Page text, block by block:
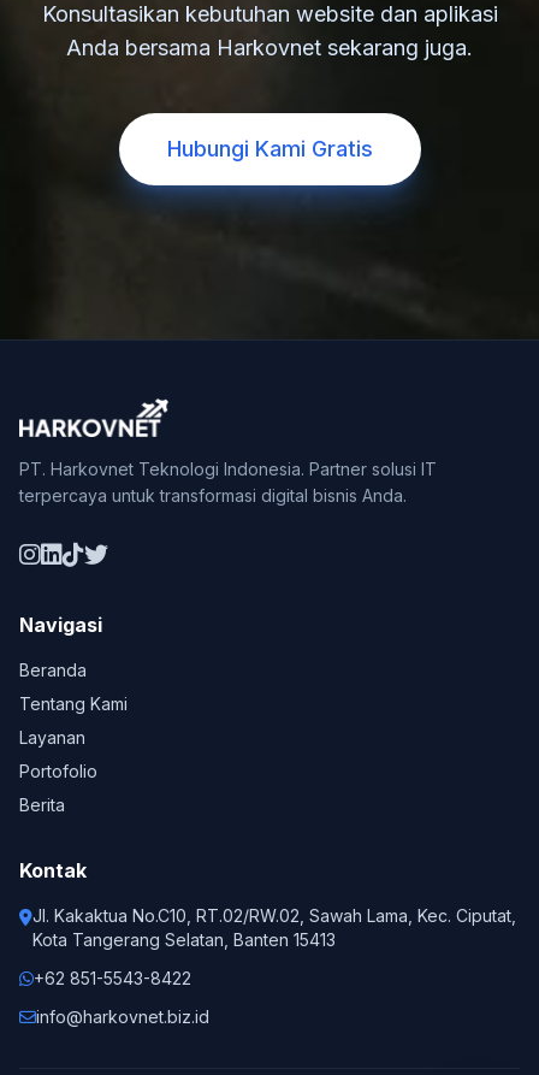
Konsultasikan kebutuhan website dan aplikasi
Anda bersama Harkovnet sekarang juga.
Hubungi Kami Gratis
PT. Harkovnet Teknologi Indonesia. Partner solusi IT
terpercaya untuk transformasi digital bisnis Anda.
Navigasi
Beranda
Tentang Kami
Layanan
Portofolio
Berita
Kontak
Jl. Kakaktua No.C10, RT.02/RW.02, Sawah Lama, Kec. Ciputat,
Kota Tangerang Selatan, Banten 15413
+62 851-5543-8422
info@harkovnet.biz.id